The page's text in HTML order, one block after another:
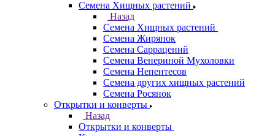
Семена Хищных растений
Назад
Семена Хищных растений
Семена Жирянок
Семена Саррацений
Семена Венериной Мухоловки
Семена Непентесов
Семена других хищных растений
Семена Росянок
Открытки и конверты
Назад
Открытки и конверты